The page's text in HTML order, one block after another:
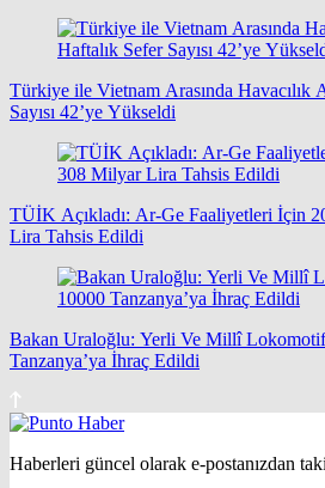
Türkiye ile Vietnam Arasında Havacılık
Sayısı 42’ye Yükseldi
TÜİK Açıkladı: Ar-Ge Faaliyetleri İçin
Lira Tahsis Edildi
Bakan Uraloğlu: Yerli Ve Millî
Tanzanya’ya İhraç Edildi
Haberleri güncel olarak e-postanızdan